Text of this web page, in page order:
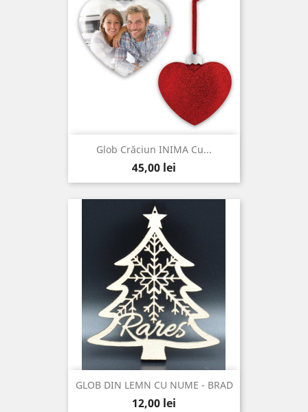
Glob Crăciun INIMA Cu...
Pret
45,00 lei
GLOB DIN LEMN CU NUME - BRAD
Pret
12,00 lei